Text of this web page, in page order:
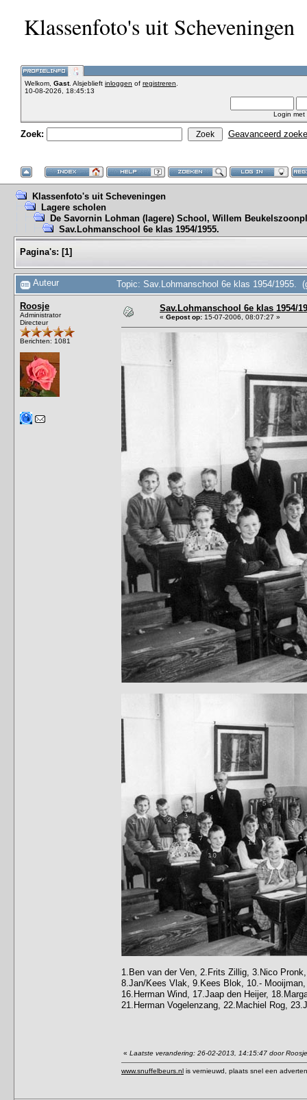
Klassenfoto's uit Scheveningen
Welkom, Gast. Alsjeblieft inloggen of registreren
10-08-2026, 18:45:13
Login met
Zoek: Geavanceerd
Klassenfoto's uit Scheveningen
Lagere scholen
De Savornin Lohman (lagere) School, Willem
Sav.Lohmanschool 6e klas 1954/1955.
Pagina's: [1]
Auteur Topic: Sav.Lohmanschool 6e klas 1954/1955.
Roosje
Administrator
Directeur
Berichten: 1081
Sav.Lohmanschool 6e klas 1954/
« Gepost op: 15-07-2006, 08:07:27 »
1.Ben van der Ven, 2.Frits Zillig, 3.Nico
8.Jan/Kees Vlak, 9.Kees Blok, 10.-
16.Herman Wind, 17.Jaap den Heijer,
21.Herman Vogelenzang, 22.Machiel Rog,
« Laatste verandering: 26-02-2013, 14:15:47 door Roosje
www.snuffelbeurs.nl is vernieuwd, plaats snel een